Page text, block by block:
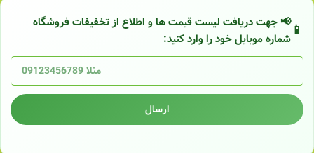
📢 جهت دریافت لیست قیمت ها و اطلاع از تخفیفات فروشگاه
شماره موبایل خود را وارد کنید:
ارسال